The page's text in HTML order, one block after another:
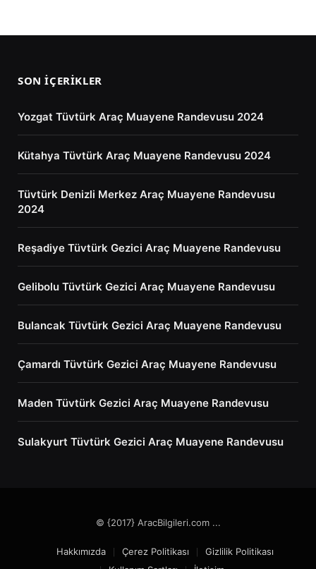
SON İÇERIKLER
Yozgat Tüvtürk Araç Muayene Randevusu 2024
Kütahya Tüvtürk Araç Muayene Randevusu 2024
Tüvtürk Denizli Merkez Araç Muayene Randevusu
2024
Reşadiye Tüvtürk Gezici Araç Muayene Randevusu
Gelibolu Tüvtürk Gezici Araç Muayene Randevusu
Bulancak Tüvtürk Gezici Araç Muayene Randevusu
Çamardı Tüvtürk Gezici Araç Muayene Randevusu
Maden Tüvtürk Gezici Araç Muayene Randevusu
Sulakyurt Tüvtürk Gezici Araç Muayene Randevusu
© {2017} AracBilgileri.com ...
Hakkımızda Çerez Politikası
Gizlilik Politikası